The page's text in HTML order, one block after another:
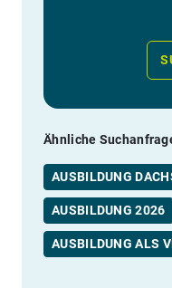
Ähnliche
AUSBILDUNG
AUSBILDUNG 2026
AUSBILDUNG ALS